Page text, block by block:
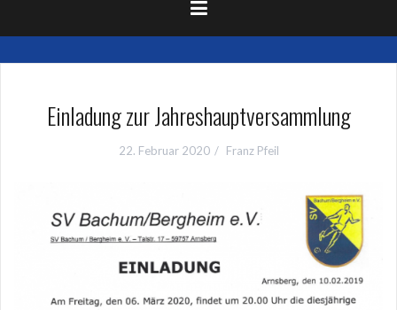
Einladung zur Jahreshauptversammlung
22. Februar 2020 Franz Pfeil